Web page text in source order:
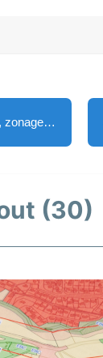
zonage…
(30)